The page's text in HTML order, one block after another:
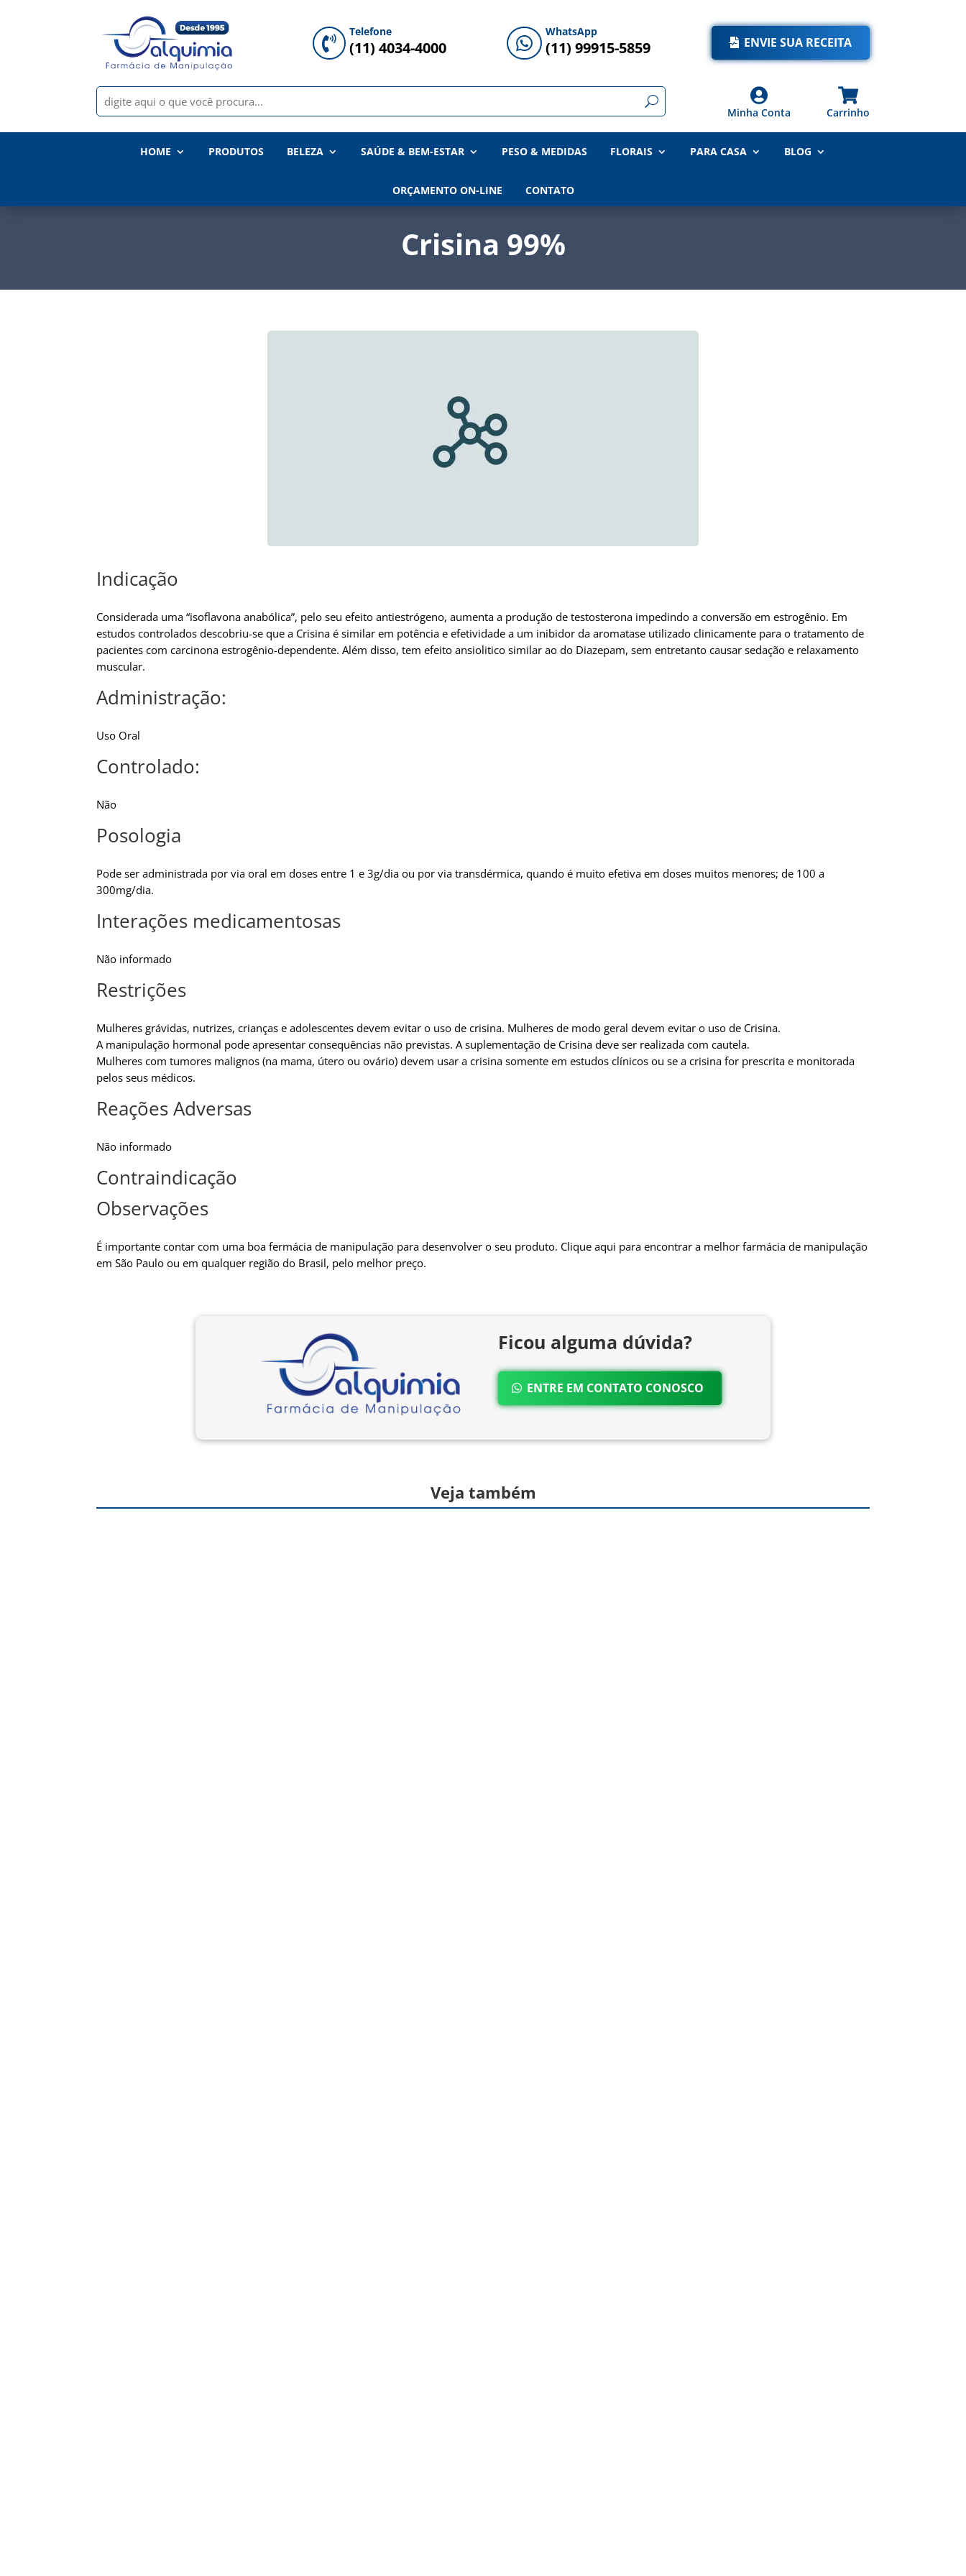

Telefone
(11) 4034-4000 
WhatsApp
(11) 99915-5859 ENVIE SUA RECEITA

Minha Conta

Carrinho
HOME PRODUTOS BELEZA SAÚDE & BEM-ESTAR PESO & MEDIDAS FLORAIS PARA CASA BLOG
ORÇAMENTO ON-LINE CONTATO
Crisina 99%
Indicação
Considerada uma “isoflavona anabólica”, pelo seu efeito antiestrógeno, aumenta a produção de testosterona impedindo a conversão em estrogênio. Em
estudos controlados descobriu-se que a Crisina é similar em potência e efetividade a um inibidor da aromatase utilizado clinicamente para o tratamento de
pacientes com carcinona estrogênio-dependente. Além disso, tem efeito ansiolitico similar ao do Diazepam, sem entretanto causar sedação e relaxamento
muscular.
Administração:
Uso Oral
Controlado:
Não
Posologia
Pode ser administrada por via oral em doses entre 1 e 3g/dia ou por via transdérmica, quando é muito efetiva em doses muitos menores; de 100 a
300mg/dia.
Interações medicamentosas
Não informado
Restrições
Mulheres grávidas, nutrizes, crianças e adolescentes devem evitar o uso de crisina. Mulheres de modo geral devem evitar o uso de Crisina.
A manipulação hormonal pode apresentar consequências não previstas. A suplementação de Crisina deve ser realizada com cautela.
Mulheres com tumores malignos (na mama, útero ou ovário) devem usar a crisina somente em estudos clínicos ou se a crisina for prescrita e monitorada
pelos seus médicos.
Reações Adversas
Não informado
Contraindicação
Observações
É importante contar com uma boa fermácia de manipulação para desenvolver o seu produto. Clique aqui para encontrar a melhor farmácia de manipulação
em São Paulo ou em qualquer região do Brasil, pelo melhor preço.
Ficou alguma dúvida?
ENTRE EM CONTATO CONOSCO
Veja também